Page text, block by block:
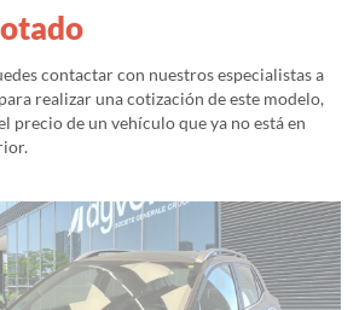
contactar con nuestros especialistas a
realizar una cotización de este modelo,
precio de un vehículo que ya no está en